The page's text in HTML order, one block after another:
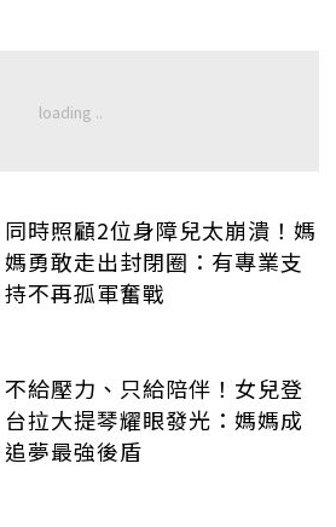
同時照顧2位身障兒太崩潰！媽
媽勇敢走出封閉圈：有專業支
持不再孤軍奮戰
不給壓力、只給陪伴！女兒登
台拉大提琴耀眼發光：媽媽成
追夢最強後盾